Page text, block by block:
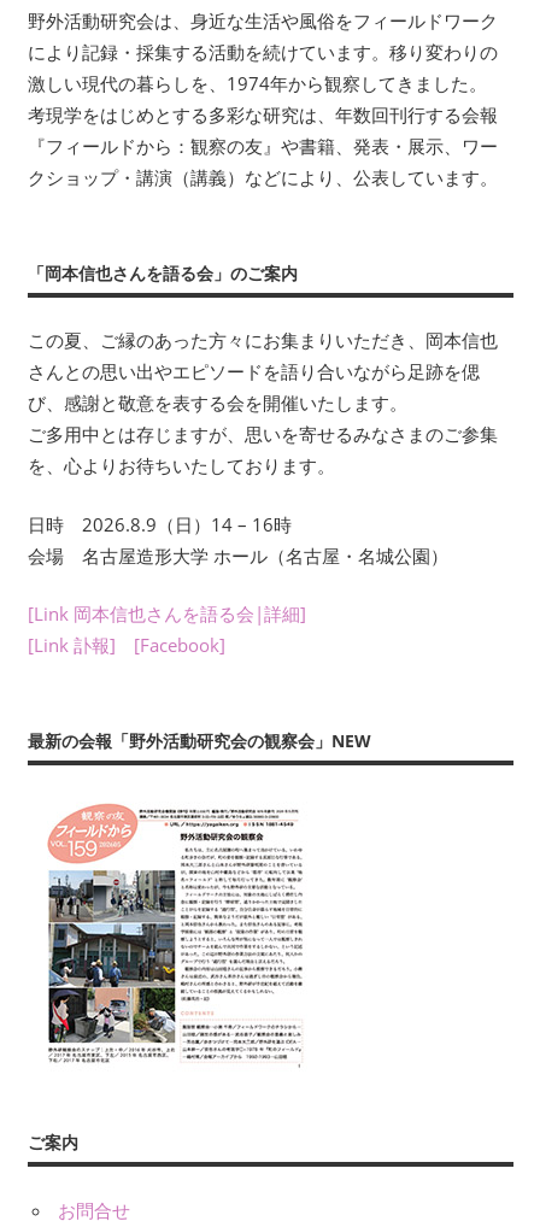
刊
行
す
る
会
報
『フ
ル
ド
か
ら：
観
察
の
友』
書
籍、
表・
展
ー
ク
ョ
ッ
プ・
講
演
（講
義）
な
ど
り、
公
ゲ
ー
シ
ョ
野外活動研究会は、身近な生活や風俗をフィールドワーク
により記録・採集する活動を続けています。移り変わりの
激しい現代の暮らしを、1974年から観察してきました。
考現学をはじめとする多彩な研究は、年数回刊行する会報
『フィールドから：観察の友』や書籍、発表・展示、ワー
クショップ・講演（講義）などにより、公表しています。
「岡本信也さんを語る会」のご案内
この夏、ご縁のあった方々にお集まりいただき、岡本信也
さんとの思い出やエピソードを語り合いながら足跡を偲
び、感謝と敬意を表する会を開催いたします。
ご多用中とは存じますが、思いを寄せるみなさまのご参集
を、心よりお待ちいたしております。
日時 2026.8.9（日）14 – 16時
会場 名古屋造形大学 ホール（名古屋・名城公園）
[Link 岡本信也さんを語る会|詳細]
[Link 訃報]
[Facebook]
最新の会報「野外活動研究会の観察会」NEW
ご案内
お問合せ